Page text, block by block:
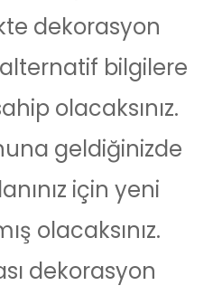
dekorasyon
bilgilere
olacaksınız.
geldiğinizde
için yeni
olacaksınız.
dekorasyon